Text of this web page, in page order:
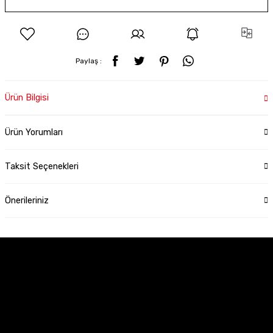
Paylaş :
Ürün Bilgisi
Ürün Yorumları
Taksit Seçenekleri
Önerileriniz